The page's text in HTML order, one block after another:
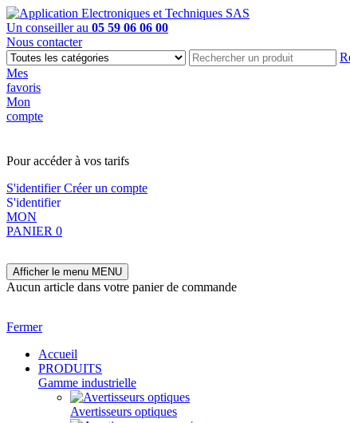
Un conseiller au 05 59 06 06 00
Nous contacter
Mes
favoris
Mon
compte
Pour accéder à vos tarifs
S'identifierCréer un compte
S'identifier
MON
PANIER 0
Afficher le menu MENU
Aucun article dans votre panier de commande
Fermer
Accueil
PRODUITS
Gamme industrielle
Avertisseurs optiques